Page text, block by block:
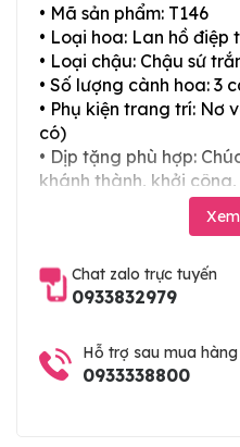
• Mã sản phẩm: T146
• Loại hoa: Lan hồ điệp
• Loại chậu: Chậu sứ
• Số lượng cành hoa: 3
• Phụ kiện trang trí: Nơ
có)
• Dịp tặng phù hợp:
khánh thành, khởi
thọ, mừng cưới, tân
Chat zalo trực tuyến
0933832979
Hỗ trợ sau mua hàng
0933338800